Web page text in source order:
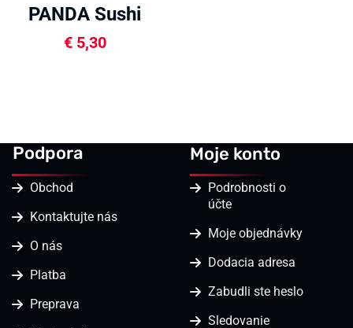
PANDA Sushi
ryža 1000g
€5,30
Podpora
Obchod
Kontaktujte nás
O nás
Platba
Preprava
Moje konto
Podrobnosti o
účte
Moje objednávky
Dodacia adresa
Zabudli ste heslo
Sledovanie